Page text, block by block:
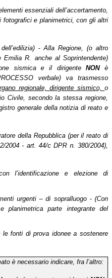
essenziali dell’accertamento,
e planimetrici, con gli altri
- Alla Regione, (o altro
Emilia R. anche al Soprintendente)
sismica e il dirigenteNONè
verbale) va trasmesso
regionale, dirigente sismico, o
Civile, secondo la stessa regione,
generale della notizia di reato e
della Repubblica (per il reato di
- art. 44/c DPR n. 380/2004),
l’identificazione e elezione di
urgenti – di sopralluogo - (Con
planimetrica parte integrante del
fonti di prova idonee a sostenere
è necessario indicare, fra l’altro: